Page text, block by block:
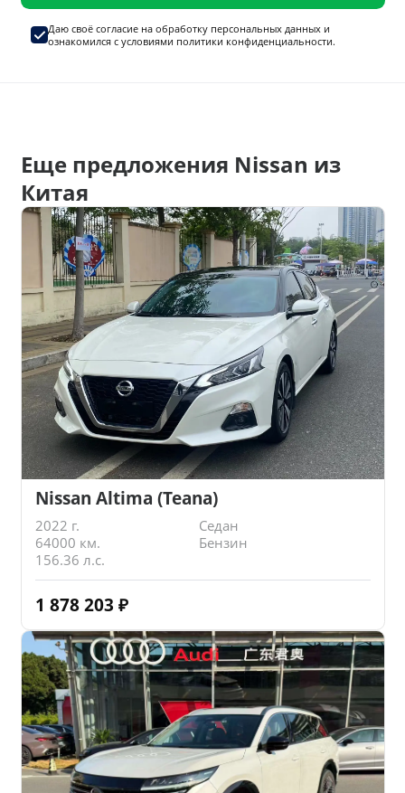
Даю своё согласие на обработку персональных данныхи
ознакомился с условиями политики конфиденциальности.
Еще предложения Nissan из
Китая
Nissan Altima (Teana)
2022 г.
Седан
64000 км.
Бензин
156.36 л.с.
1 878 203 ₽